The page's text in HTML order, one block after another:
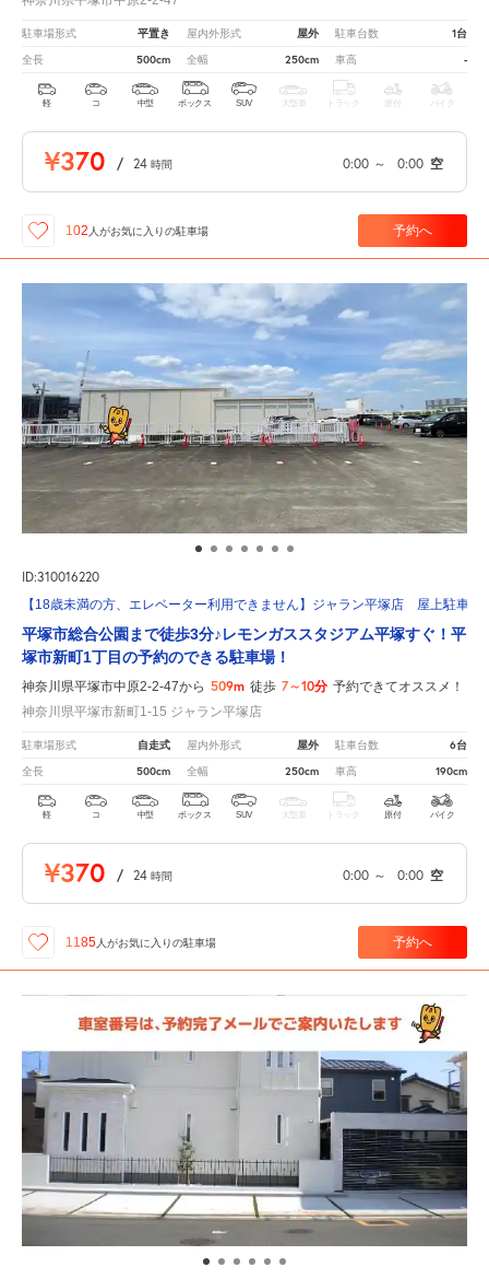
駐車場形式 平置き 屋内外形式 屋外 駐車台数 1台
全長 500cm 全幅 250cm 車高 -
軽 コ 中型 ボックス SUV 大型車 トラック 原付 バイク
¥370 / 24 時間 0:00 ～ 0:00 空
102 人がお気に入りの駐車場 予約へ
ID:310016220
【18歳未満の方、エレベーター利用できません】ジャラン平塚店 屋上駐車場
平塚市総合公園まで徒歩3分♪レモンガススタジアム平塚すぐ！平
塚市新町1丁目の予約のできる駐車場！
神奈川県平塚市中原2-2-47から 509m 徒歩 7～10分 予約できてオススメ！
神奈川県平塚市新町1-15 ジャラン平塚店
駐車場形式 自走式 屋内外形式 屋外 駐車台数 6台
全長 500cm 全幅 250cm 車高 190cm
軽 コ 中型 ボックス SUV 大型車 トラック 原付 バイク
¥370 / 24 時間 0:00 ～ 0:00 空
1185人がお気に入りの駐車場 予約へ